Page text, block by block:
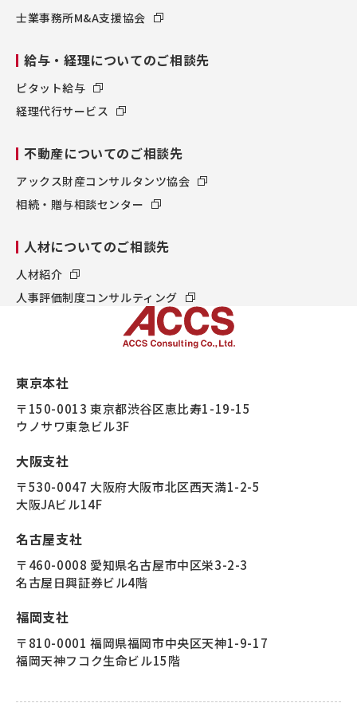
士業事務所M&A支援協会
給与・経理についてのご相談先
ピタット給与
経理代行サービス
不動産についてのご相談先
アックス財産コンサルタンツ協会
相続・贈与相談センター
人材についてのご相談先
人材紹介
人事評価制度コンサルティング
東京本社
〒150-0013 東京都渋谷区恵比寿1-19-15
ウノサワ東急ビル3F
大阪支社
〒530-0047 大阪府大阪市北区西天満1-2-5
大阪JAビル14F
名古屋支社
〒460-0008 愛知県名古屋市中区栄3-2-3
名古屋日興証券ビル4階
福岡支社
〒810-0001 福岡県福岡市中央区天神1-9-17
福岡天神フコク生命ビル15階